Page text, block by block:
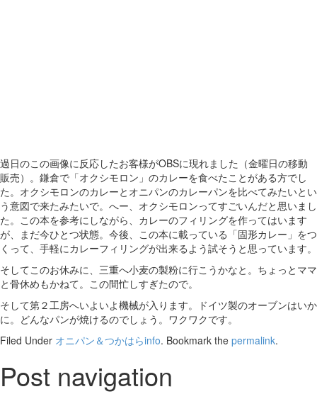
過日のこの画像に反応したお客様がOBSに現れました（金曜日の移動
販売）。鎌倉で「オクシモロン」のカレーを食べたことがある方でし
た。オクシモロンのカレーとオニパンのカレーパンを比べてみたいとい
う意図で来たみたいで。へー、オクシモロンってすごいんだと思いまし
た。この本を参考にしながら、カレーのフィリングを作ってはいます
が、まだ今ひとつ状態。今後、この本に載っている「固形カレー」をつ
くって、手軽にカレーフィリングが出来るよう試そうと思っています。
そしてこのお休みに、三重へ小麦の製粉に行こうかなと。ちょっとママ
と骨休めもかねて。この間忙しすぎたので。
そして第２工房へいよいよ機械が入ります。ドイツ製のオーブンはいか
に。どんなパンが焼けるのでしょう。ワクワクです。
Filed Under オニパン＆つかはらinfo. Bookmark the permalink.
Post navigation